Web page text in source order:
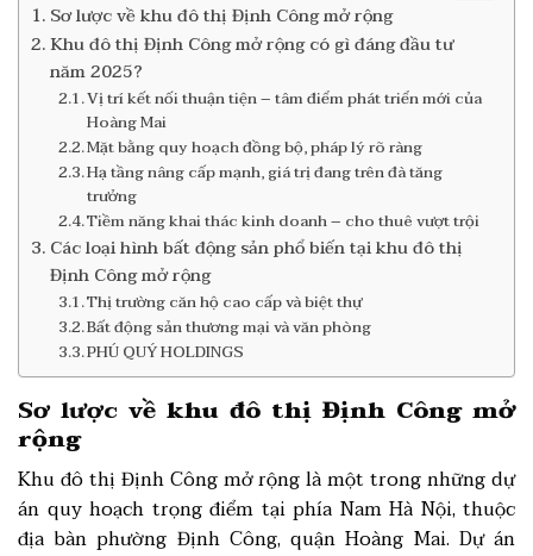
Sơ lược về khu đô thị Định Công mở rộng
Khu đô thị Định Công mở rộng có gì đáng đầu tư
năm 2025?
Vị trí kết nối thuận tiện – tâm điểm phát triển mới của
Hoàng Mai
Mặt bằng quy hoạch đồng bộ, pháp lý rõ ràng
Hạ tầng nâng cấp mạnh, giá trị đang trên đà tăng
trưởng
Tiềm năng khai thác kinh doanh – cho thuê vượt trội
Các loại hình bất động sản phổ biến tại khu đô thị
Định Công mở rộng
Thị trường căn hộ cao cấp và biệt thự
Bất động sản thương mại và văn phòng
PHÚ QUÝ HOLDINGS
Sơ lược vềkhu đô thị Định Công mở
rộng
Khu đô thị Định Công mở rộng là một trong những dự
án quy hoạch trọng điểm tại phía Nam Hà Nội, thuộc
địa bàn phường Định Công, quận Hoàng Mai. Dự án